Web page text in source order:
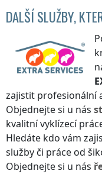
DALŠÍ SLUŽBY,
zajistit profesionální
Objednejte si u nás
kvalitní vyklízecí
Hledáte kdo vám
služby či práce od
Objednejte si u nás